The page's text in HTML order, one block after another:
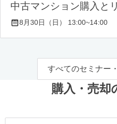
中古マンション購入と
8月30日（日） 13:00~14:00
すべてのセミナー
購入・売却